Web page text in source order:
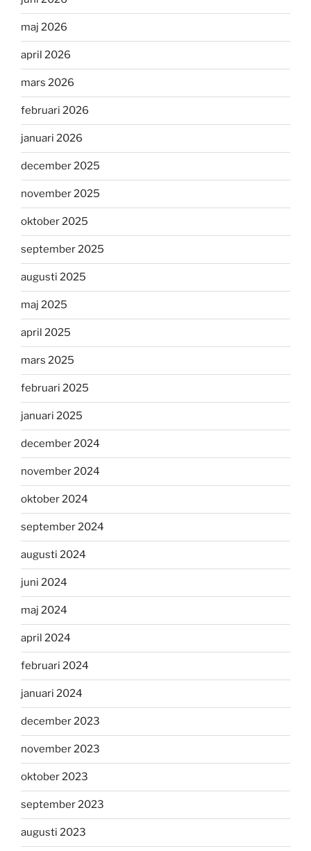
maj 2026
april 2026
mars 2026
februari 2026
januari 2026
december 2025
november 2025
oktober 2025
september 2025
augusti 2025
maj 2025
april 2025
mars 2025
februari 2025
januari 2025
december 2024
november 2024
oktober 2024
september 2024
augusti 2024
juni 2024
maj 2024
april 2024
februari 2024
januari 2024
december 2023
november 2023
oktober 2023
september 2023
augusti 2023